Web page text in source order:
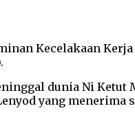
Kecelakaan
dunia Ni Ketut
yang menerima